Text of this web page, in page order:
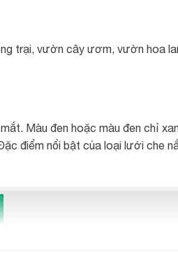
trại, vườn cây ươm, vườn hoa
Màu đen hoặc màu đen chỉ
điểm nổi bật của loại lưới che